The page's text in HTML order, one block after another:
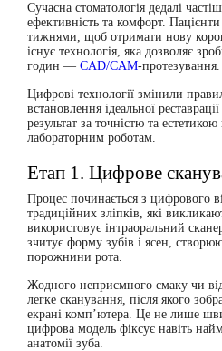
Сучасна стоматологія дедалі
ефективність та комфорт.
тижнями, щоб отримати нову
існує технологія, яка дозволяє
годин — CAD/CAM-протезування.
Цифрові технології змінили
встановлення ідеальної
результат за точністю та
лабораторним роботам.
Етап 1. Цифрове
Процес починається з цифрового
традиційних зліпків, які
використовує інтраоральний
зчитує форму зубів і ясен,
порожнини рота.
Жодного неприємного смаку чи
легке сканування, після якого
екрані комп’ютера. Це не лише
цифрова модель фіксує навіть
анатомії зуба.